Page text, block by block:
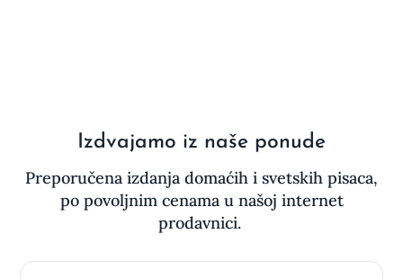
Izdvajamo iz naše ponude
Preporučena izdanja domaćih i svetskih pisaca,
po povoljnim cenama u našoj internet
prodavnici.